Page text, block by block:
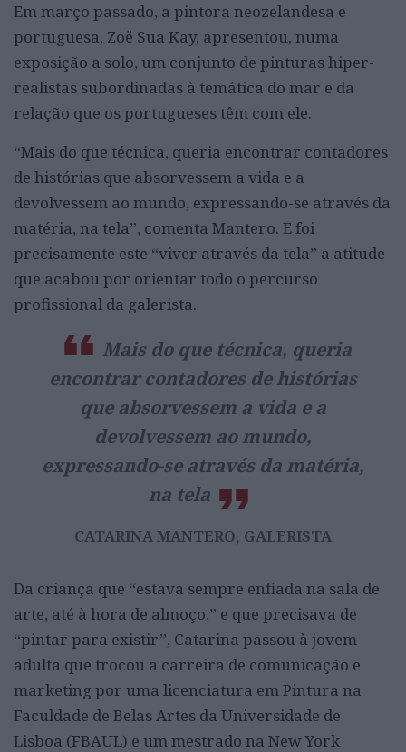
Em março passado, a pintora neozelandesa e
portuguesa, Zoë Sua Kay, apresentou, numa
exposição a solo, um conjunto de pinturas hiper-
realistas subordinadas à temática do mar e da
relação que os portugueses têm com ele.
“Mais do que técnica, queria encontrar contadores
de histórias que absorvessem a vida e a
devolvessem ao mundo, expressando-se através da
matéria, na tela”, comenta Mantero. E foi
precisamente este “viver através da tela” a atitude
que acabou por orientar todo o percurso
profissional da galerista.
Mais do que técnica, queria
encontrar contadores de histórias
que absorvessem a vida e a
devolvessem ao mundo,
expressando-se através da matéria,
na tela
CATARINA MANTERO, GALERISTA
Da criança que “estava sempre enfiada na sala de
arte, até à hora de almoço,” e que precisava de
“pintar para existir”, Catarina passou à jovem
adulta que trocou a carreira de comunicação e
marketing por uma licenciatura em Pintura na
Faculdade de Belas Artes da Universidade de
Lisboa (FBAUL) e um mestrado na New York